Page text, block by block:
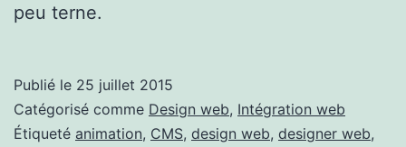
peu terne.
Publié le 25 juillet 2015
Catégorisé comme Design web, Intégration web
Étiqueté animation, CMS, design web, designer web,